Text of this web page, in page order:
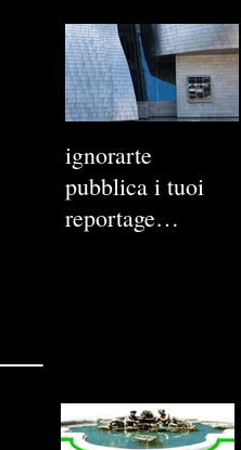
ignorarte
pubblica i tuoi
reportage